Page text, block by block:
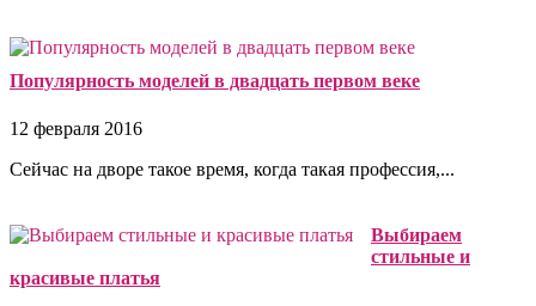
Популярность моделей в двадцать первом веке
12 февраля 2016
Сейчас на дворе такое время, когда такая профессия,...
Выбираем
стильные и
красивые платья